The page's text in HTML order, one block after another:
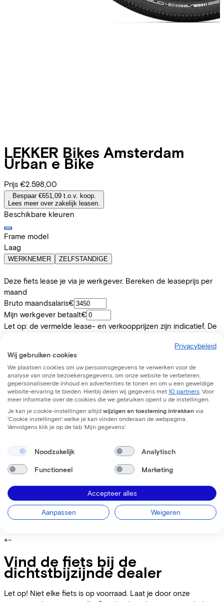
LEKKER Bikes Amsterdam
Urban e Bike
Prijs €2.598,00
Bespaar €651,09 t.o.v. koop.
Lees meer over zakelijk leasen.
Beschikbare kleuren
Frame model
Laag
WERKNEMER ZELFSTANDIGE
Deze fiets lease je via je werkgever. Bereken de leaseprijs per
maand
Bruto maandsalaris€
Mijn werkgever betaalt€
Let op: de vermelde lease- en verkoopprijzen zijn indicatief. De
Leaseprijs p/m vanaf
€63,63
Incl. Service & verzekeringspakket
Overnameprijs na 3 jaar: €519,60
Informatie
De krachtige en intuïtieve Amsterdam Urban is gemaakt voor
gebruik in- en rondom de stad. Teruggebracht naar de
essentie van een eBike met extra aandacht voor comfort,
duurzaamheid en slimme oplossingen.
E-bike Specificaties
+−
Vind de fiets bij de
dichtstbijzijnde dealer
Let op! Niet elke fiets is op voorraad. Laat je door onze
Privacybeleid
Wij gebruiken cookies
We plaatsen cookies om uw persoonsgegevens te verwerken voor de
analyse van onze bezoekersgegevens, om onze website te verbeteren,
gepersonaliseerde inhoud en advertenties te tonen en om u een geweldige
website-ervaring te bieden. Hierbij delen wij gegevens met 10 partners . Voor
meer informatie over de cookies die we gebruiken opent u de instellingen.
Je kan je cookie-instellingen altijd wijzigen en toesteming intrekken via
'Cookie instellingen' welke je kan vinden onderaan de webpagina.
Vervolgens klik je op de tab ‘Mijn gegevens'.
Noodzakelijk Analytisch
Functioneel Marketing
Accepteer alles
Aanpassen Weigeren